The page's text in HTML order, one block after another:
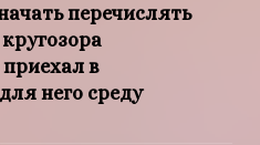
перечислять
в
него среду